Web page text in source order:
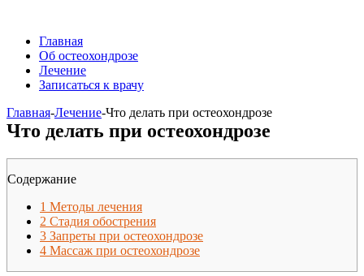
Главная
Об остеохондрозе
Лечение
Записаться к врачу
Главная-Лечение-Что делать при остеохондрозе
Что делать при остеохондрозе
Содержание
1 Методы лечения
2 Стадия обострения
3 Запреты при остеохондрозе
4 Массаж при остеохондрозе